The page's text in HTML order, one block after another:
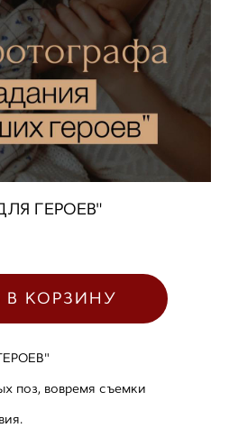
ГЕРОЕВ"
КОРЗИНУ
"
поз, вовремя съемки